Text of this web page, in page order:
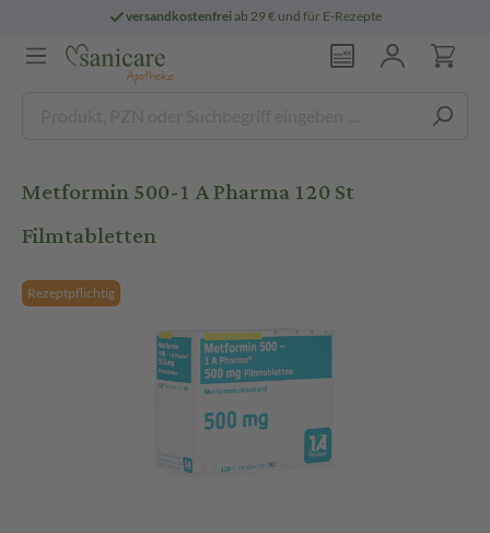
versandkostenfreiab 29 € und für E-Rezepte
Metformin 500-1 A Pharma 120 St
Filmtabletten
Rezeptpflichtig